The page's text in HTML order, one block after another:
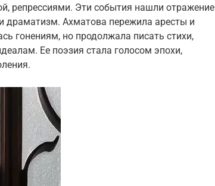
репрессиями. Эти события нашли отражение
драматизм. Ахматова пережила аресты и
гонениям, но продолжала писать стихи,
Ее поэзия стала голосом эпохи,